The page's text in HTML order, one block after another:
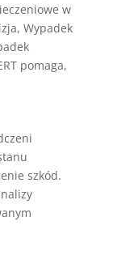
w
, Wypadek
pomaga,
szkód.